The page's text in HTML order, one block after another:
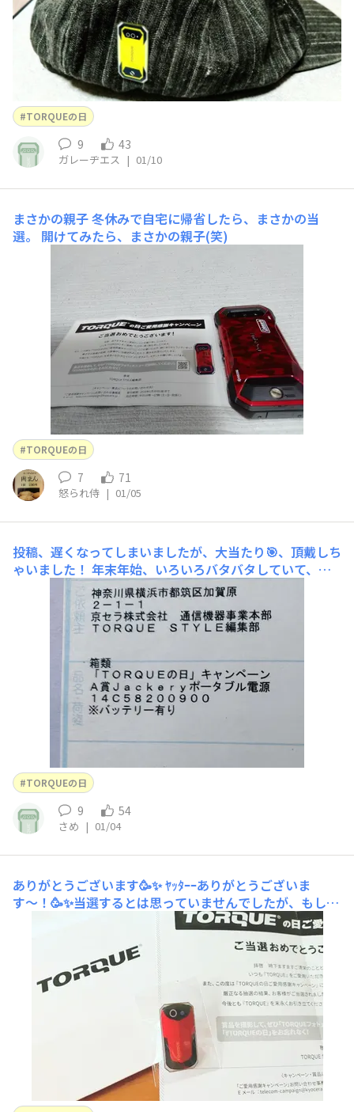
TORQUEの日
9 43
ガレーヂエス | 01/10
まさかの親子冬休みで自宅に帰省したら、まさかの当
選。 開けてみたら、まさかの親子(笑)
TORQUEの日
7 71
怒られ侍 | 01/05
投稿、遅くなってしまいましたが、大当たり🎯、頂戴しち
ゃいました！ 年末年始、いろいろバタバタしていて、な
かなか投稿できず💦 再配達指定で、モニターに佐川の兄
ちゃんがデカい荷物を抱えてる姿が映ったときは一瞬
「？？？亅となりましたが😅💦、まさかの大当たりに感
動してます！ バッテリー天面に描かれたTORQUEのロゴ
に、ニヤニヤ😁．．．本当にありがとう
TORQUEの日
9 54
さめ | 01/04
ありがとうございます🥳✨ﾔｯﾀｰｰありがとうございま
す〜！🥳✨当選するとは思っていませんでしたが、もし手
にはいるとしたらピンバッジがいいなあ…と選んでいまし
た🙌 自分のもとにきてくれたのはG01でした！当時まだ
別タフネス機を使っていたので実物は持っていませんが、
色は同じ赤&黒だったので運命を感じます🫶&n